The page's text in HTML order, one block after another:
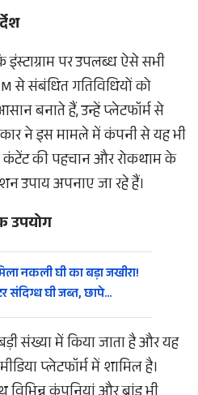
इंस्टाग्राम पर उपलब्ध ऐसे सभी
से संबंधित गतिविधियों को
बनाते हैं, उन्हें प्लेटफॉर्म से
ने इस मामले में कंपनी से यह भी
कंटेंट की पहचान और रोकथाम के
उपाय अपनाए जा रहे हैं।
उपयोग
नकली घी का बड़ा जखीरा!
संदिग्ध घी जब्त, छापे…
संख्या में किया जाता है और यह
प्लेटफॉर्म में शामिल है।